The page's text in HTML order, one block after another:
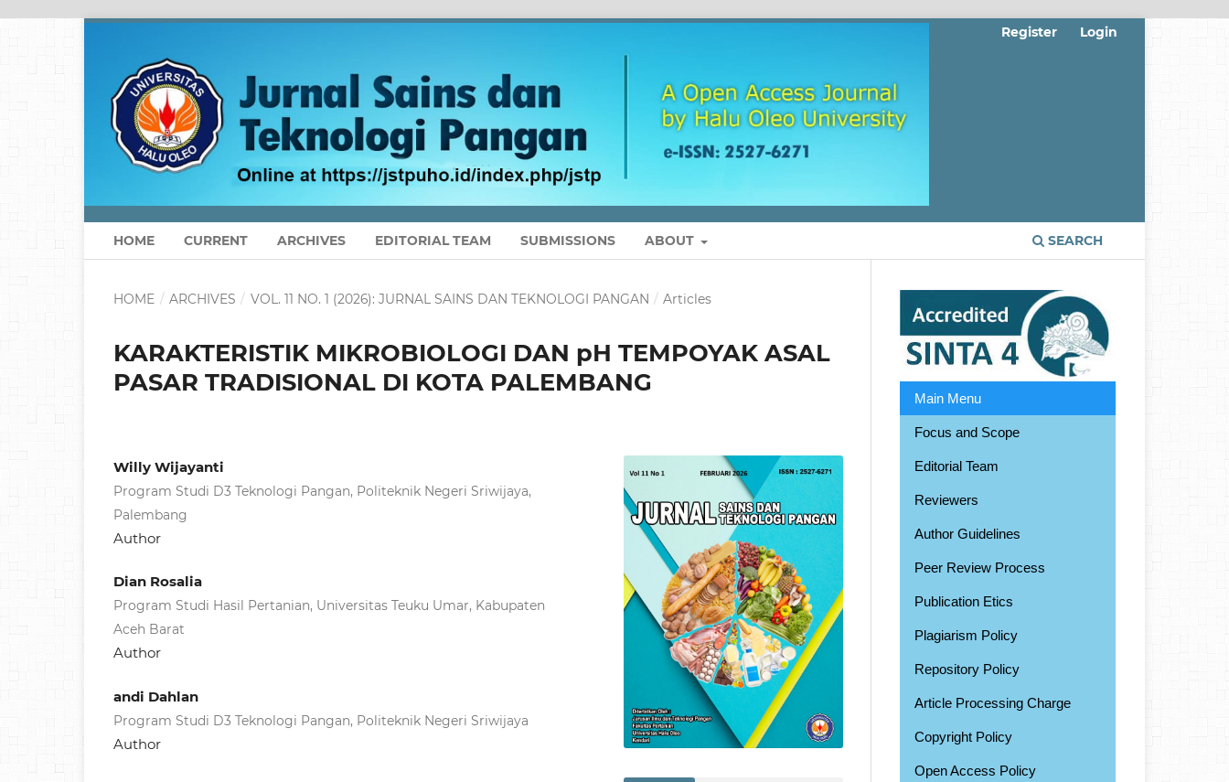
HOME CURRENT ARCHIVES EDITORIAL TEAM SUBMISSIONS ABOUT SEARCH
Register Login
HOME / ARCHIVES / VOL. 11 NO. 1 (2026): JURNAL SAINS DAN TEKNOLOGI PANGAN / Articles
KARAKTERISTIK MIKROBIOLOGI DAN pH TEMPOYAK ASAL
PASAR TRADISIONAL DI KOTA PALEMBANG
Willy Wijayanti
Program Studi D3 Teknologi Pangan, Politeknik Negeri Sriwijaya,
Palembang
Author
Dian Rosalia
Program Studi Hasil Pertanian, Universitas Teuku Umar, Kabupaten
Aceh Barat
Author
andi Dahlan
Program Studi D3 Teknologi Pangan, Politeknik Negeri Sriwijaya
Author
Main Menu
Focus and Scope
Editorial Team
Reviewers
Author Guidelines
Peer Review Process
Publication Etics
Plagiarism Policy
Repository Policy
Article Processing Charge
Copyright Policy
Open Access Policy